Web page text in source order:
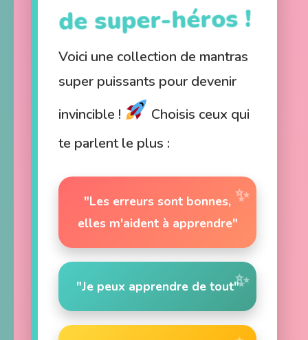
de super-héros !
Voici une collection de mantras
super puissants pour devenir
invincible !
Choisis ceux qui
te parlent le plus :
"Les erreurs sont bonnes,
elles m'aident à apprendre"
"Je peux apprendre de tout"